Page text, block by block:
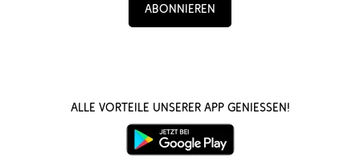
Abonnieren
Alle Vorteile unserer App genießen!